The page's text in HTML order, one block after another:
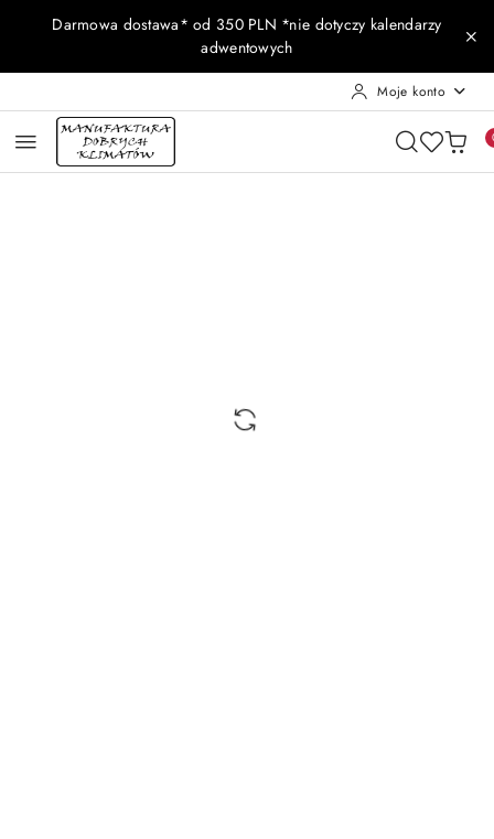
Przejdź do treści głównej
Przejdź do wyszukiwarki
Przejdź do moje konto
Przejdź do menu głównego
Przejdź do opisu produktu
Przejdź do stopki
Darmowa dostawa* od 350 PLN *nie dotyczy kalendarzy
adwentowych
Moje konto